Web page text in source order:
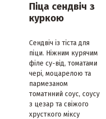
Піца сендвіч з
куркою
Сендвіч із тіста для
піци. Ніжним курячим
філе су-від, томатами
чері, моцарелою та
пармезаном
томатнний соус, соусу
з цезар та свіжого
хрусткого міксу